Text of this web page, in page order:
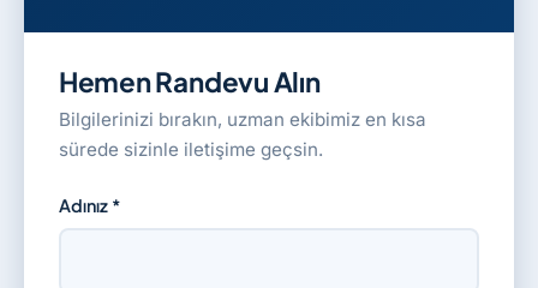
Hemen Randevu Alın
Bilgilerinizi bırakın, uzman ekibimiz en kısa
sürede sizinle iletişime geçsin.
Adınız *